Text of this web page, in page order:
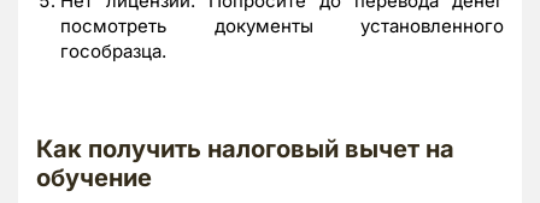
посмотреть документы установленного
гособразца.
Как получить налоговый вычет на
обучение